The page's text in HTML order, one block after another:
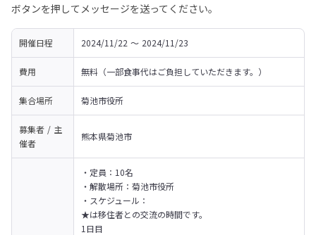
ボタンを押してメッセージを送ってください。
開催日程 2024/11/22 〜 2024/11/23
費用 無料（一部食事代はご負担していただきます。）
集合場所 菊池市役所
募集者 / 主
催者
熊本県菊池市
・定員：10名
・解散場所：菊池市役所
・スケジュール：
★は移住者との交流の時間です。
1日目